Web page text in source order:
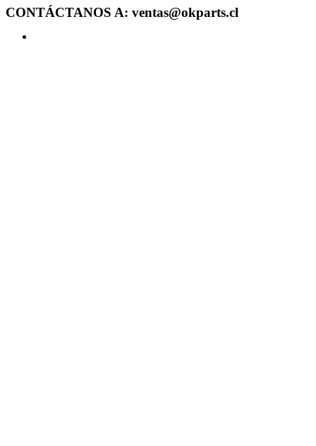
CONTÁCTANOS A: ventas@okparts.cl